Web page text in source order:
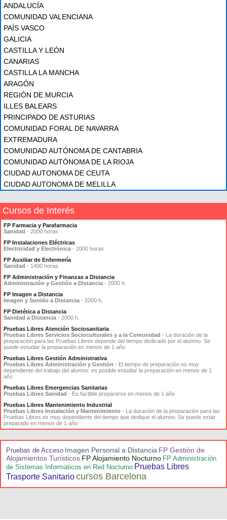
ANDALUCÍA
COMUNIDAD VALENCIANA
PAÍS VASCO
GALICIA
CASTILLA Y LEÓN
CANARIAS
CASTILLA LA MANCHA
ARAGÓN
REGIÓN DE MURCIA
ILLES BALEARS
PRINCIPADO DE ASTURIAS
COMUNIDAD FORAL DE NAVARRA
EXTREMADURA
COMUNIDAD AUTÓNOMA DE CANTABRIA
COMUNIDAD AUTÓNOMA DE LA RIOJA
CIUDAD AUTONOMA DE CEUTA
CIUDAD AUTONOMA DE MELILLA
Cursos de Interés
FP Farmacia y Parafarmacia
Sanidad - 2000 horas
FP Instalaciones Eléctricas
Electricidad y Electrónica - 2000 horas
FP Auxiliar de Enfermería
Sanidad - 1400 horas
FP Administración y Finanzas a Distancia
Administración y Gestión a Distancia - 2000 h.
FP Imagen a Distancia
Imagen y Sonido a Distancia - 2000 h.
FP Dietética a Distancia
Sanidad a Distancia - 2000 h.
Pruebas Libres Atención Sociosanitaria
Pruebas Libres Servicios Socioculturales y a la Comunidad - La duración de la
preparación para las Pruebas Libres depende del tiempo dedicado por el alumno. Se
puede estudiar la preparación en menos de 1 año
Pruebas Libres Gestión Administrativa
Pruebas Libres Administración y Gestión - El tiempo de preparación es muy
dependiente del trabajo del alumno: es posible estudiar la preparación en menos de 1
año
Pruebas Libres Emergencias Sanitarias
Pruebas Libres Sanidad - Es factible prepararse en menos de 1 año
Pruebas Libres Mantenimiento Industrial
Pruebas Libres Instalación y Mantenimiento - La duración de la preparación para las
Pruebas Libres es muy dependiente del tiempo que dedique el alumno. Se puede estar
preparado en menos de 1 año
Pruebas de Acceso Imagen Personal a Distancia FP Gestión de
Alojamientos Turísticos FP Alojamiento Nocturno FP Administración
de Sistemas Informáticos en Red Nocturno Pruebas Libres
Trasporte Sanitariocursos Barcelona